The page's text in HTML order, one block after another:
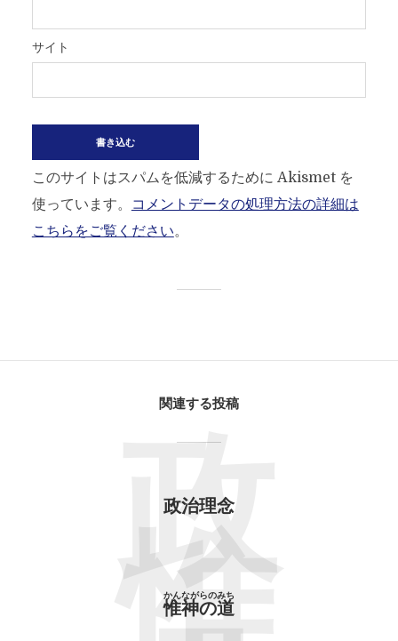
サイト
このサイトはスパムを低減するために Akismet を
使っています。
コメントデータの処理方法の詳細は
こちらをご覧ください。
関連する投稿
政治理念
政
惟神の道
かんながらのみち